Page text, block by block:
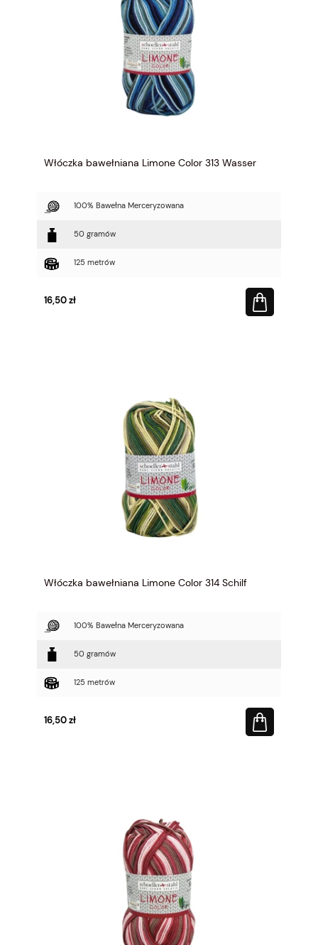
Włóczka bawełniana Limone Color 313 Wasser
100% Bawełna Merceryzowana
50 gramów
125 metrów
16,50 zł
Włóczka bawełniana Limone Color 314 Schilf
100% Bawełna Merceryzowana
50 gramów
125 metrów
16,50 zł